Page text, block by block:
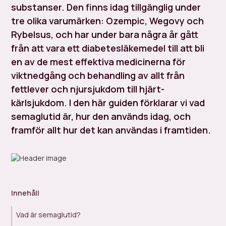
substanser. Den finns idag tillgänglig under
tre olika varumärken: Ozempic, Wegovy och
Rybelsus, och har under bara några år gått
från att vara ett diabetesläkemedel till att bli
en av de mest effektiva medicinerna för
viktnedgång och behandling av allt från
fettlever och njursjukdom till hjärt-
kärlsjukdom. I den här guiden förklarar vi vad
semaglutid är, hur den används idag, och
framför allt hur det kan användas i framtiden.
Innehåll
Vad är semaglutid?